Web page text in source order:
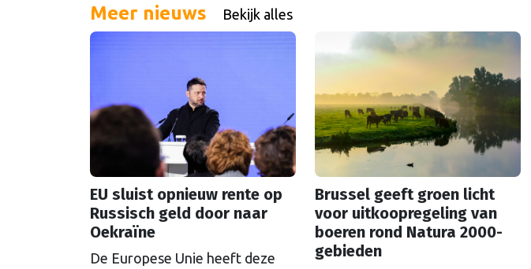
schijnt, loont het om die stroom
te delen. Maar Europese
maken stuiten op kritiek.
Maar dat geld wordt niet altijd
even goed uitgegeven, ziet de
Europese Rekenkamer.
Meer nieuws Bekijk alles
EU sluist opnieuw rente op
Russisch geld door naar
Oekraïne
De Europese Unie heeft deze
Brussel geeft groen licht
voor uitkoopregeling van
boeren rond Natura 2000-
gebieden